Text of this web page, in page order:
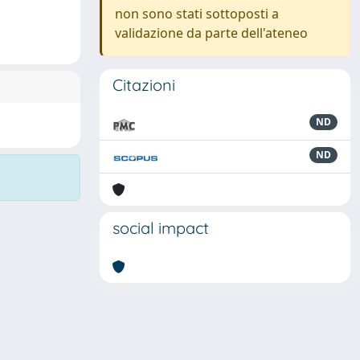
non sono stati sottoposti a
validazione da parte dell'ateneo
Citazioni
ND
ND
social impact